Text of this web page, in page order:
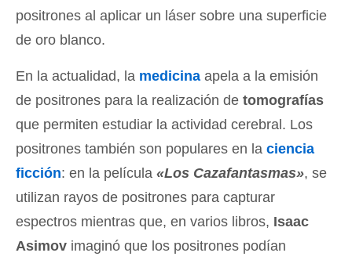
positrones al aplicar un láser sobre una superficie
de oro blanco.
En la actualidad, la medicina apela a la emisión
de positrones para la realización de tomografías
que permiten estudiar la actividad cerebral. Los
positrones también son populares en la ciencia
ficción: en la película «Los Cazafantasmas», se
utilizan rayos de positrones para capturar
espectros mientras que, en varios libros, Isaac
Asimov imaginó que los positrones podían